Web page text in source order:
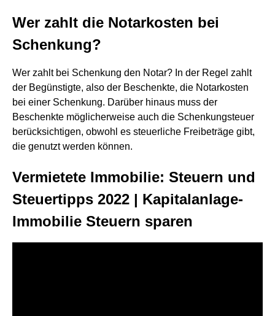
Wer zahlt die Notarkosten bei
Schenkung?
Wer zahlt bei Schenkung den Notar? In der Regel zahlt
der Begünstigte, also der Beschenkte, die Notarkosten
bei einer Schenkung. Darüber hinaus muss der
Beschenkte möglicherweise auch die Schenkungsteuer
berücksichtigen, obwohl es steuerliche Freibeträge gibt,
die genutzt werden können.
Vermietete Immobilie: Steuern und
Steuertipps 2022 | Kapitalanlage-
Immobilie Steuern sparen